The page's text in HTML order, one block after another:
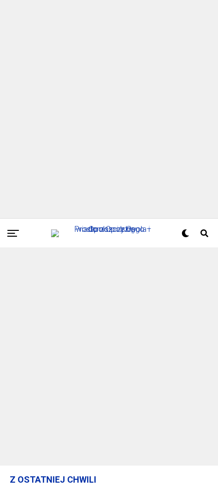
Z OSTATNIEJ CHWILI